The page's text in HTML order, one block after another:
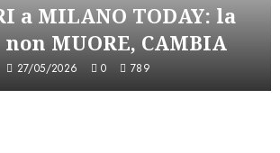
a MILANO TODAY: la
non MUORE, CAMBIA
27/05/2026 0 789